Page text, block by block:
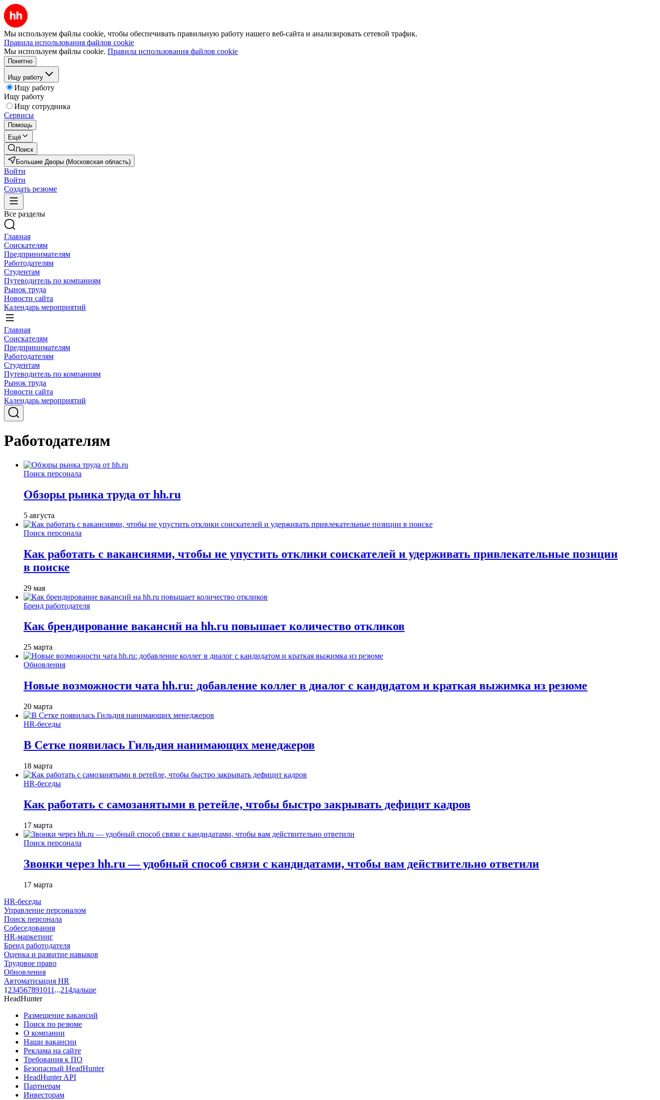
Мы используем файлы cookie, чтобы обеспечивать правильную работу нашего веб-сайта и анализировать сетевой трафик.
Правила использования файлов cookie
Мы используем файлы cookie. Правила использования файлов cookie
Понятно
Ищу работу
Ищу работу
Ищу работу
Ищу сотрудника
Сервисы
Помощь
Ещё
Поиск
Большие Дворы (Московская область)
Войти
Войти
Создать резюме
Все разделы
Главная
Соискателям
Предпринимателям
Работодателям
Студентам
Путеводитель по компаниям
Рынок труда
Новости сайта
Календарь мероприятий
Главная
Соискателям
Предпринимателям
Работодателям
Студентам
Путеводитель по компаниям
Рынок труда
Новости сайта
Календарь мероприятий
Работодателям
Поиск персонала
Обзоры рынка труда от hh.ru
5 августа
Поиск персонала
Как работать с вакансиями, чтобы не упустить отклики соискателей и удерживать привлекательные позиции
в поиске
29 мая
Бренд работодателя
Как брендирование вакансий на hh.ru повышает количество откликов
25 марта
Обновления
Новые возможности чата hh.ru: добавление коллег в диалог с кандидатом и краткая выжимка из резюме
20 марта
HR-беседы
В Сетке появилась Гильдия нанимающих менеджеров
18 марта
HR-беседы
Как работать с самозанятыми в ретейле, чтобы быстро закрывать дефицит кадров
17 марта
Поиск персонала
Звонки через hh.ru — удобный способ связи с кандидатами, чтобы вам действительно ответили
17 марта
HR-беседы
Управление персоналом
Поиск персонала
Собеседования
HR-маркетинг
Бренд работодателя
Оценка и развитие навыков
Трудовое право
Обновления
Автоматизация HR
1 234567891011 ...214дальше
HeadHunter
Размещение вакансий
Поиск по резюме
О компании
Наши вакансии
Реклама на сайте
Требования к ПО
Безопасный HeadHunter
HeadHunter API
Партнерам
Инвесторам